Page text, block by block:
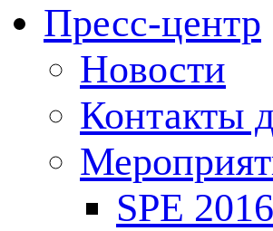
Пресс-центр
Новости
Контакты
SPE 2016